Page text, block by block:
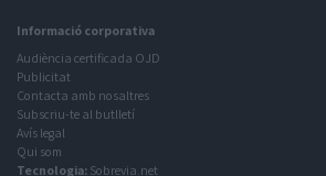
Informació corporativa
Audiència certificada OJD
Publicitat
Contacta amb nosaltres
Subscriu-te al butlletí
Avís legal
Qui som
Tecnologia: Sobrevia.net